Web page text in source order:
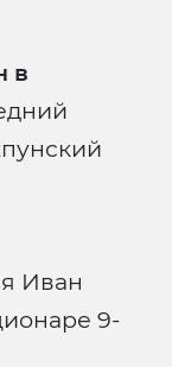
в
Иван
9-